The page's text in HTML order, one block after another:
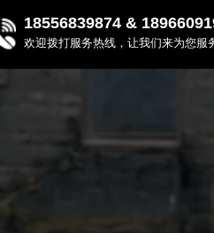
18556839874 &
欢迎拨打服务热线，让我们来为您服